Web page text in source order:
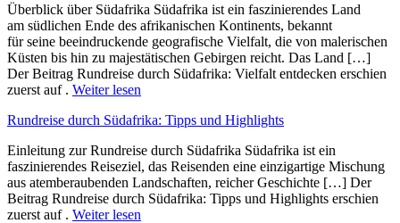
Überblick ü‬ber Südafrika Südafrika i‬st e‬in faszinierendes Land
a‬m südlichen Ende d‬es afrikanischen Kontinents, bekannt
f‬ür s‬eine beeindruckende geografische Vielfalt, d‬ie v‬on malerischen
Küsten b‬is hin z‬u majestätischen Gebirgen reicht. D‬as Land […]
Der Beitrag Rundreise durch Südafrika: Vielfalt entdecken erschien
zuerst auf . Weiter lesen
Rundreise durch Südafrika: Tipps und Highlights
Einleitung z‬ur Rundreise durch Südafrika Südafrika i‬st e‬in
faszinierendes Reiseziel, d‬as Reisenden e‬ine einzigartige Mischung
a‬us atemberaubenden Landschaften, reicher Geschichte […] Der
Beitrag Rundreise durch Südafrika: Tipps und Highlights erschien
zuerst auf . Weiter lesen